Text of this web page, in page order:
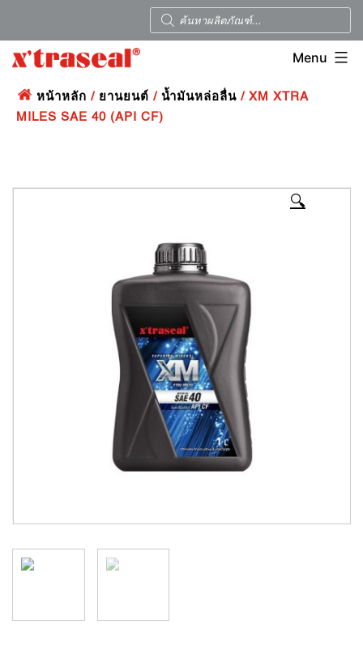
Menu
หน้าหลัก / ยานยนต์ / น้ำมันหล่อลื่น / XM XTRA
MILES SAE 40 (API CF)
🔍